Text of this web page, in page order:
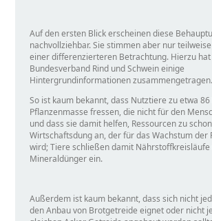
Auf den ersten Blick erscheinen diese
nachvollziehbar. Sie stimmen aber nur
einer differenzierteren Betrachtung. Hierzu
Bundesverband Rind und Schwein einige
Hintergrundinformationen zusammengetragen.
So ist kaum bekannt, dass Nutztiere zu etwa
Pflanzenmasse fressen, die nicht für den
und dass sie damit helfen, Ressourcen zu
Wirtschaftsdung an, der für das Wachstum der
wird; Tiere schließen damit Nährstoffkreisläufe
Mineraldünger ein.
Außerdem ist kaum bekannt, dass sich nicht
den Anbau von Brotgetreide eignet oder nicht